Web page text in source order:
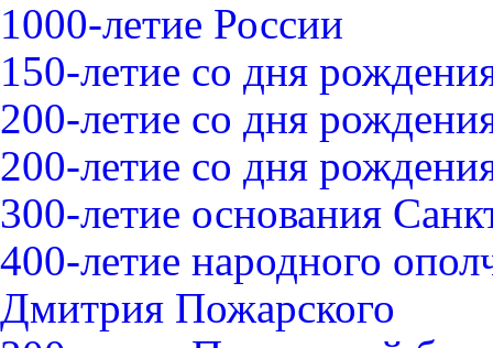
1000-летие России
150-летие со дня
200-летие со дня
200-летие со дня
300-летие основания
400-летие народного
Дмитрия Пожарского